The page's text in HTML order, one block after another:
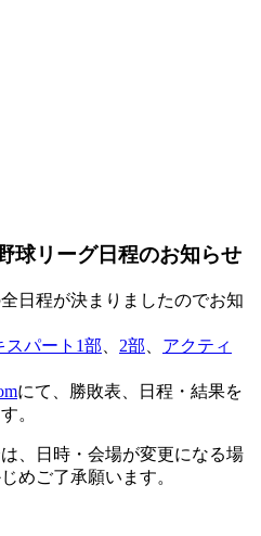
球リーグ日程のお知らせ
日程が決まりましたのでお知
スパート1部 2部
アクティ
にて、勝敗表、日程・結果を
。
、日時・会場が変更になる場
めご了承願います。